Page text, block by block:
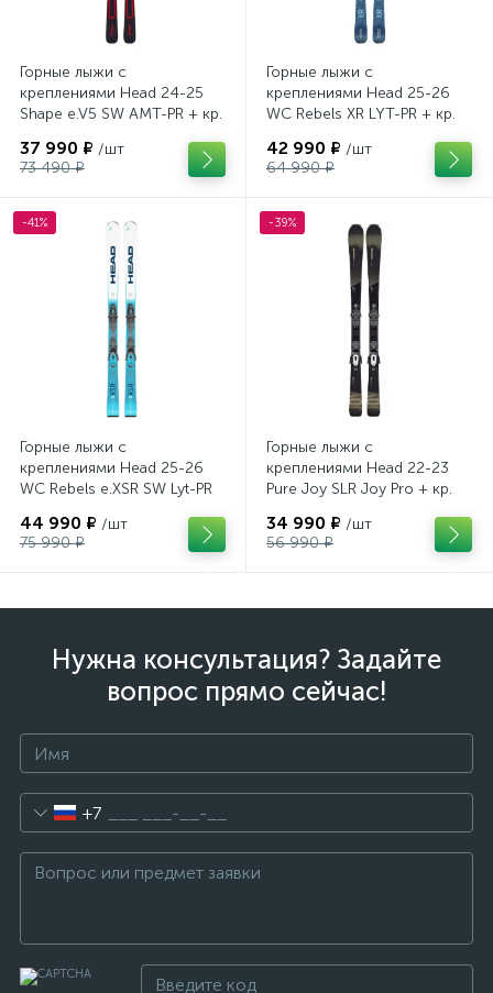
Горные лыжи с
креплениями Head 24-25
Shape e.V5 SW AMT-PR + кр.
37 990 ₽ /шт
73 490 ₽
Горные лыжи с
креплениями Head 25-26
WC Rebels XR LYT-PR + кр.
42 990 ₽ /шт
64 990 ₽
-41%
Горные лыжи с
креплениями Head 25-26
WC Rebels e.XSR SW Lyt-PR
(100943)
44 990 ₽ /шт
75 990 ₽
-39%
Горные лыжи с
креплениями Head 22-23
Pure Joy SLR Joy Pro + кр.
(100953)
34 990 ₽ /шт
56 990 ₽
Нужна консультация? Задайте
вопрос прямо сейчас!
+7